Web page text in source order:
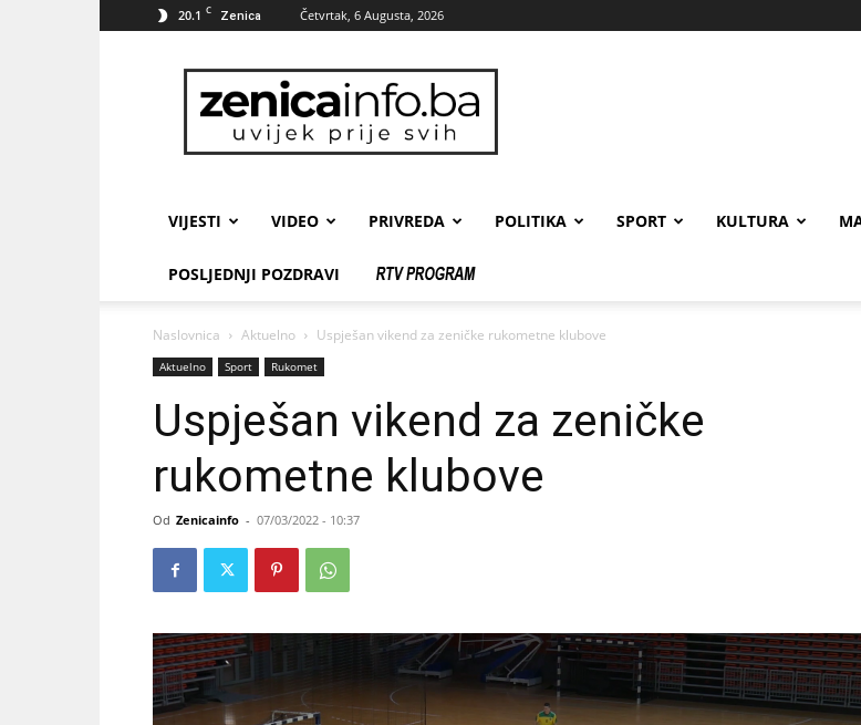
20.1 C Zenica Četvrtak, 6 Augusta, 2026
zenicainfo.ba
VIJESTI VIDEO PRIVREDA POLITIKA SPORT KULTURA
POSLJEDNJI POZDRAVI
Naslovnica Aktuelno Uspješan vikend za zeničke rukometne klubove
Aktuelno Sport Rukomet
Uspješan vikend za zeničke
rukometne klubove
Od Zenicainfo - 07/03/2022 - 10:37